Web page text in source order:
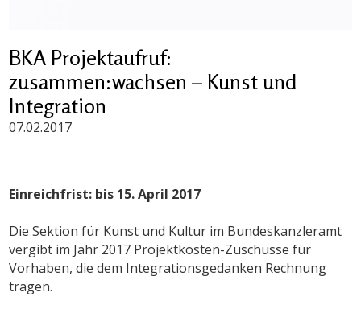
BKA Projektaufruf:
zusammen:wachsen – Kunst und
Integration
07.02.2017
Einreichfrist: bis 15. April 2017
Die Sektion für Kunst und Kultur im Bundeskanzleramt
vergibt im Jahr 2017 Projektkosten-Zuschüsse für
Vorhaben, die dem Integrationsgedanken Rechnung
tragen.